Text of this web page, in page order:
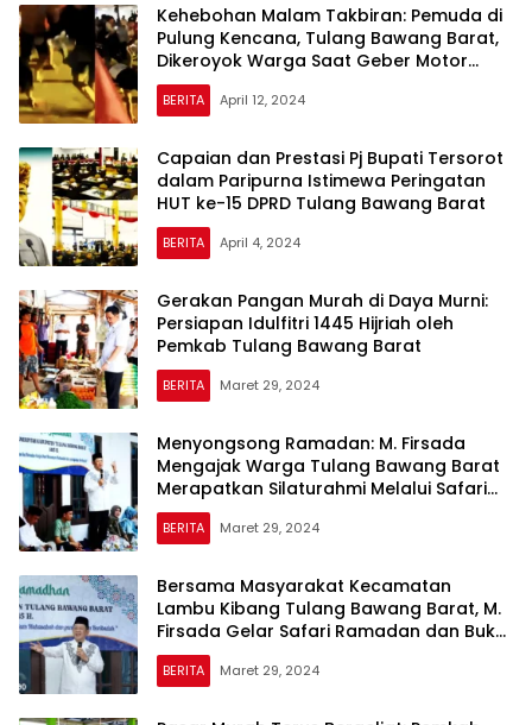
Kehebohan Malam Takbiran: Pemuda di
Pulung Kencana, Tulang Bawang Barat,
Dikeroyok Warga Saat Geber Motor
Knalpot Bronk
BERITA April 12, 2024
Capaian dan Prestasi Pj Bupati Tersorot
dalam Paripurna Istimewa Peringatan
HUT ke-15 DPRD Tulang Bawang Barat
BERITA April 4, 2024
Gerakan Pangan Murah di Daya Murni:
Persiapan Idulfitri 1445 Hijriah oleh
Pemkab Tulang Bawang Barat
BERITA Maret 29, 2024
Menyongsong Ramadan: M. Firsada
Mengajak Warga Tulang Bawang Barat
Merapatkan Silaturahmi Melalui Safari
Way Kenanga
BERITA Maret 29, 2024
Bersama Masyarakat Kecamatan
Lambu Kibang Tulang Bawang Barat, M.
Firsada Gelar Safari Ramadan dan Buka
Puasa
BERITA Maret 29, 2024